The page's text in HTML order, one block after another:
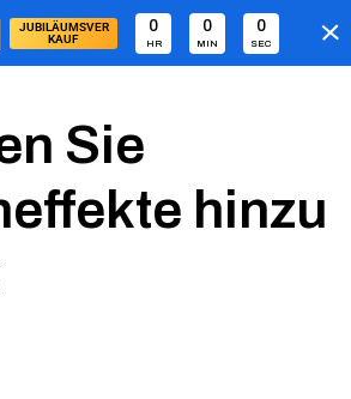
JUBILÄUMSVER
KAUF
0
HR
0
MIN
0
SEC
Sie
hinzu